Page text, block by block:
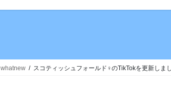
whatnew スコティッシュフォールド♀のTikTokを更新しま